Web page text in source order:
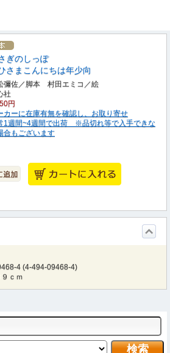
ぎのしっぽ
さまこんにちは年少向
彌佐／脚本 村田エミコ／絵
社
円
カーに在庫有無を確認し、お取り寄せ
1週間~4週間で出荷 ※品切れ等で入手できな
合もございます
4 (4-494-09468-4)
ｃｍ